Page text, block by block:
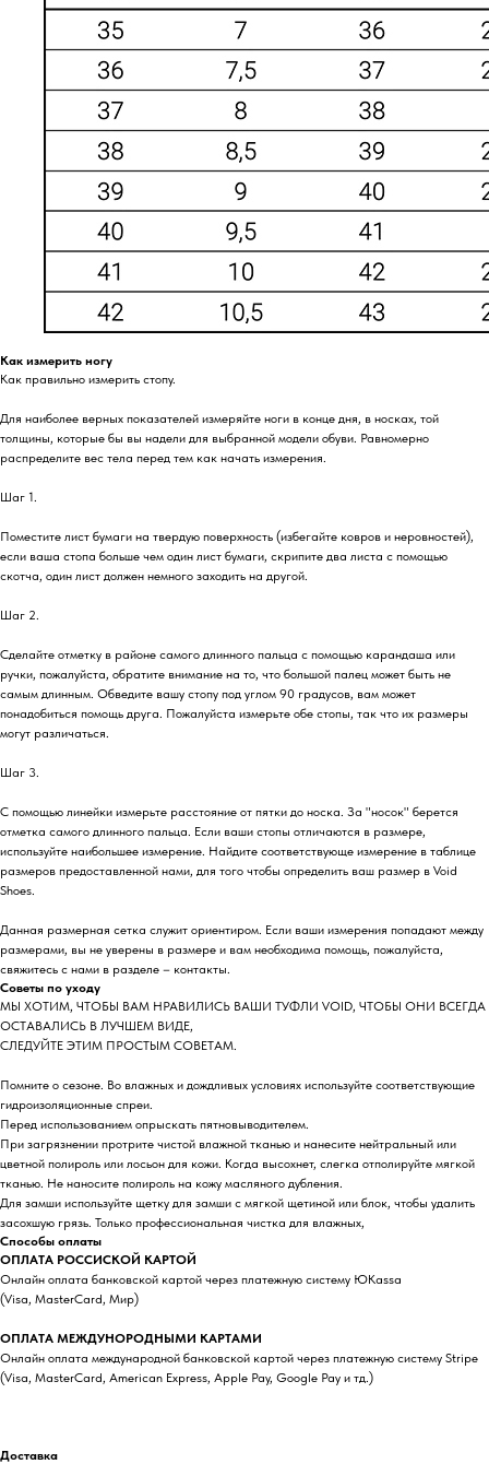
Как измерить ногу
Как правильно измерить стопу.
Для наиболее верных показателей измеряйте ноги в конце дня, в носках, той
толщины, которые бы вы надели для выбранной модели обуви. Равномерно
распределите вес тела перед тем как начать измерения.
Шаг 1.
Поместите лист бумаги на твердую поверхность (избегайте ковров и неровностей),
если ваша стопа больше чем один лист бумаги, скрипите два листа с помощью
скотча, один лист должен немного заходить на другой.
Шаг 2.
Сделайте отметку в районе самого длинного пальца с помощью карандаша или
ручки, пожалуйста, обратите внимание на то, что большой палец может быть не
самым длинным. Обведите вашу стопу под углом 90 градусов, вам может
понадобиться помощь друга. Пожалуйста измерьте обе стопы, так что их размеры
могут различаться.
Шаг 3.
С помощью линейки измерьте расстояние от пятки до носка. За "носок" берется
отметка самого длинного пальца. Если ваши стопы отличаются в размере,
используйте наибольшее измерение. Найдите соответствующе измерение в таблице
размеров предоставленной нами, для того чтобы определить ваш размер в Void
Shoes.
Данная размерная сетка служит ориентиром. Если ваши измерения попадают между
размерами, вы не уверены в размере и вам необходима помощь, пожалуйста,
свяжитесь с нами в разделе – контакты.
Советы по уходу
МЫ ХОТИМ, ЧТОБЫ ВАМ НРАВИЛИСЬ ВАШИ ТУФЛИ VOID, ЧТОБЫ ОНИ ВСЕГДА
ОСТАВАЛИСЬ В ЛУЧШЕМ ВИДЕ,
СЛЕДУЙТЕ ЭТИМ ПРОСТЫМ СОВЕТАМ.
Помните о сезоне. Во влажных и дождливых условиях используйте соответствующие
гидроизоляционные спреи.
Перед использованием опрыскать пятновыводителем.
При загрязнении протрите чистой влажной тканью и нанесите нейтральный или
цветной полироль или лосьон для кожи. Когда высохнет, слегка отполируйте мягкой
тканью. Не наносите полироль на кожу масляного дубления.
Для замши используйте щетку для замши с мягкой щетиной или блок, чтобы удалить
засохшую грязь. Только профессиональная чистка для влажных,
Способы оплаты
ОПЛАТА РОССИСКОЙ КАРТОЙ
Онлайн оплата банковской картой через платежную систему ЮKassa
(Visa, MasterCard, Мир)
ОПЛАТА МЕЖДУНОРОДНЫМИ КАРТАМИ
Онлайн оплата международной банковской картой через платежную систему Stripe
(Visa, MasterCard, American Express, Apple Pay, Google Pay и тд.)
Доставка